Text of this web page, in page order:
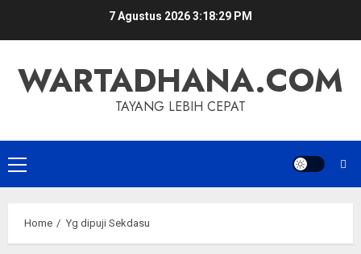
7 Agustus 20263:18:29 PM
WARTADHANA.COM
TAYANG LEBIH CEPAT
Primary
Menu
Home Yg dipuji Sekdasu